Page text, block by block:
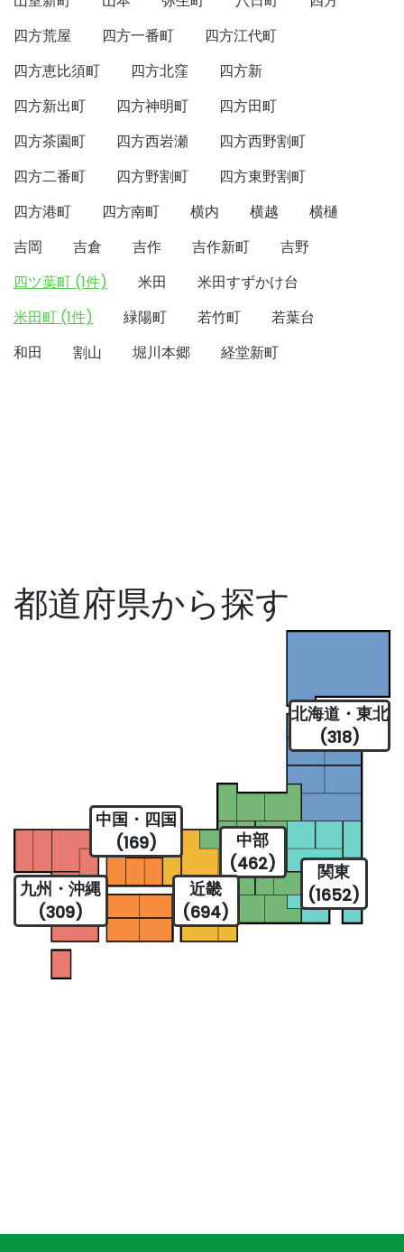
四方荒屋
四方一番町
四方江代町
四方恵比須町
四方北窪
四方新
四方新出町
四方神明町
四方田町
四方茶園町
四方西岩瀬
四方西野割町
四方二番町
四方野割町
四方東野割町
四方港町
四方南町 横内 横越
横樋
吉岡
吉倉 吉作 吉作新町
吉野
四ツ葉町 (1件)
米田
米田すずかけ台
米田町 (1件)
緑陽町 若竹町
若葉台
和田
割山 堀川本郷 経堂新町
都道府県から探す
北海道・東北
(318)
関東
(1652)
中部
(462)
近畿
(694)
中国・四国
(169)
九州・沖縄
(309)